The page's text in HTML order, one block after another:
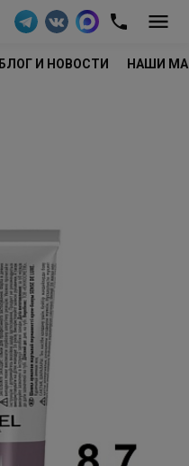
БЛОГ И НОВОСТИ НАШИ